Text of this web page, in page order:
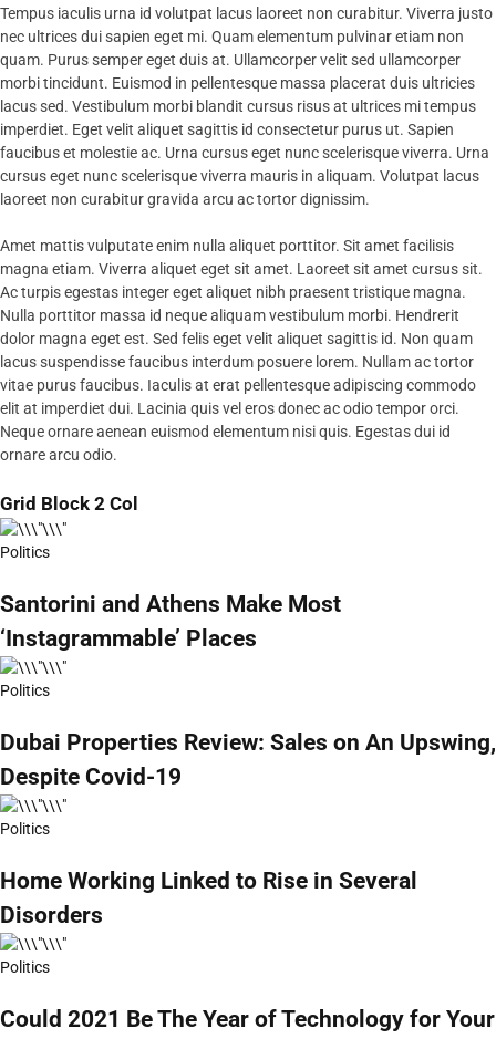
Tempus iaculis urna id volutpat lacus laoreet non curabitur. Viverra justo
nec ultrices dui sapien eget mi. Quam elementum pulvinar etiam non
quam. Purus semper eget duis at. Ullamcorper velit sed ullamcorper
morbi tincidunt. Euismod in pellentesque massa placerat duis ultricies
lacus sed. Vestibulum morbi blandit cursus risus at ultrices mi tempus
imperdiet. Eget velit aliquet sagittis id consectetur purus ut. Sapien
faucibus et molestie ac. Urna cursus eget nunc scelerisque viverra. Urna
cursus eget nunc scelerisque viverra mauris in aliquam. Volutpat lacus
laoreet non curabitur gravida arcu ac tortor dignissim.
Amet mattis vulputate enim nulla aliquet porttitor. Sit amet facilisis
magna etiam. Viverra aliquet eget sit amet. Laoreet sit amet cursus sit.
Ac turpis egestas integer eget aliquet nibh praesent tristique magna.
Nulla porttitor massa id neque aliquam vestibulum morbi. Hendrerit
dolor magna eget est. Sed felis eget velit aliquet sagittis id. Non quam
lacus suspendisse faucibus interdum posuere lorem. Nullam ac tortor
vitae purus faucibus. Iaculis at erat pellentesque adipiscing commodo
elit at imperdiet dui. Lacinia quis vel eros donec ac odio tempor orci.
Neque ornare aenean euismod elementum nisi quis. Egestas dui id
ornare arcu odio.
Grid Block 2 Col
Politics
Santorini and Athens Make Most
‘Instagrammable’ Places
Politics
Dubai Properties Review: Sales on An Upswing,
Despite Covid-19
Politics
Home Working Linked to Rise in Several
Disorders
Politics
Could 2021 Be The Year of Technology for Your